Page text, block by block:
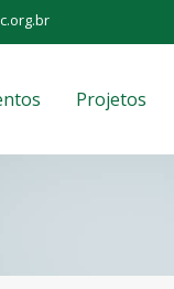
Projetos